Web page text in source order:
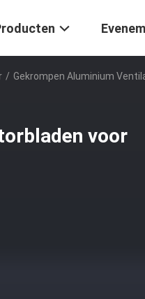
/ Gekrompen Aluminium
voor